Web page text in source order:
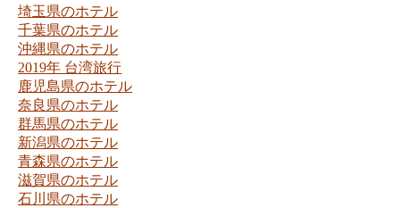
埼玉県のホテル
千葉県のホテル
沖縄県のホテル
2019年 台湾旅行
鹿児島県のホテル
奈良県のホテル
群馬県のホテル
新潟県のホテル
青森県のホテル
滋賀県のホテル
石川県のホテル